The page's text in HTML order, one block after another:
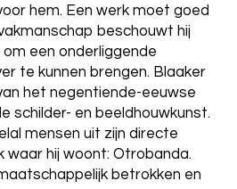
hem. Een werk moet goed
beschouwt hij
een onderliggende
te kunnen brengen. Blaaker
het negentiende-eeuwse
schilder- en beeldhouwkunst.
mensen uit zijn directe
waar hij woont: Otrobanda.
betrokken en